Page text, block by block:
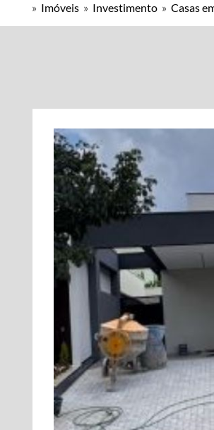
» Imóveis » Investimento » Casas